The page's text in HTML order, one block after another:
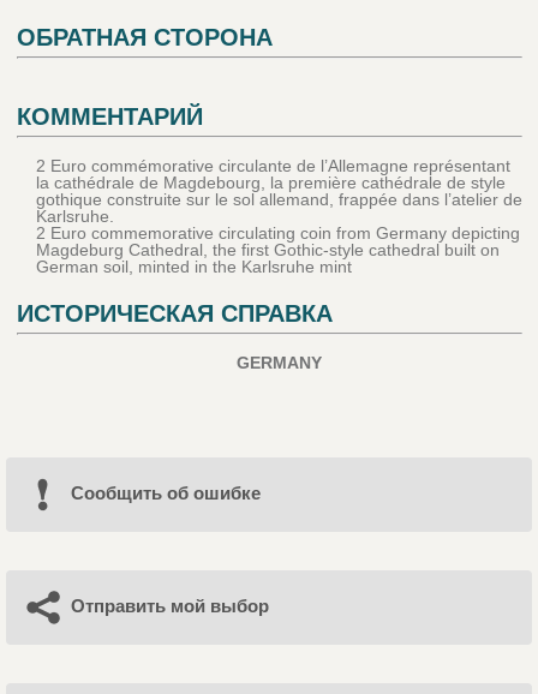
ОБРАТНАЯ СТОРОНА
КОММЕНТАРИЙ
2 Euro commémorative circulante de l’Allemagne représentant
la cathédrale de Magdebourg, la première cathédrale de style
gothique construite sur le sol allemand, frappée dans l’atelier de
Karlsruhe.
2 Euro commemorative circulating coin from Germany depicting
Magdeburg Cathedral, the first Gothic-style cathedral built on
German soil, minted in the Karlsruhe mint
ИСТОРИЧЕСКАЯ СПРАВКА
GERMANY
Cообщить об ошибке
Отправить мой выбор